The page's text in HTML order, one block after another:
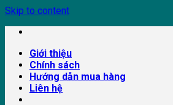
Skip to content
Giới thiệu
Chính sách
Hướng dẫn mua hàng
Liên hệ